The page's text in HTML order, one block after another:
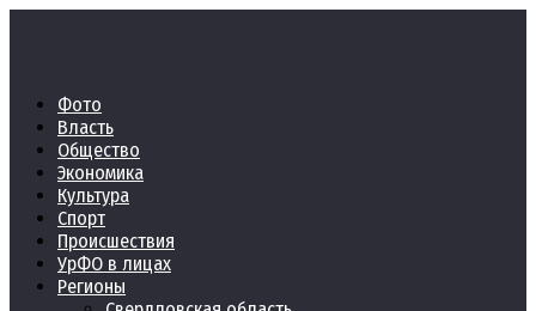
Фото
Власть
Общество
Экономика
Культура
Спорт
Происшествия
УрФО в лицах
Регионы